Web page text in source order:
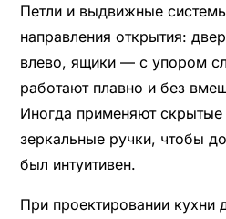
Петли и выдвижные
направления открытия:
влево, ящики — с упором
работают плавно и без
Иногда применяют
зеркальные ручки, чтобы
был интуитивен.
При проектировании кухни